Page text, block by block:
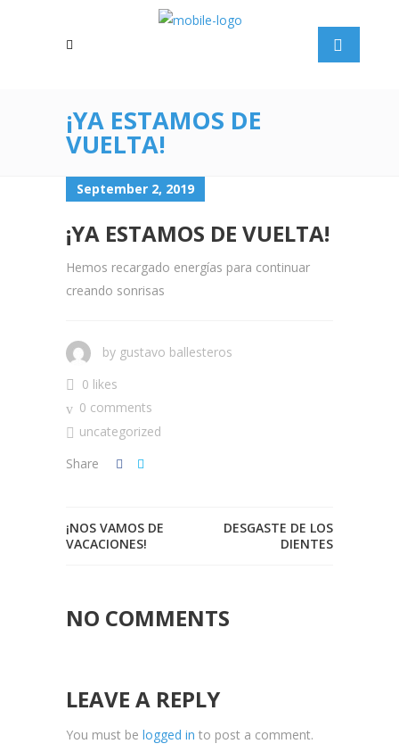
¡YA ESTAMOS DE
VUELTA!
September 2, 2019
¡YA ESTAMOS DE VUELTA!
Hemos recargado energías para continuar
creando sonrisas
by gustavo ballesteros
0 likes
0 comments
uncategorized
Share
¡NOS VAMOS DE
VACACIONES!
DESGASTE DE LOS
DIENTES
NO COMMENTS
LEAVE A REPLY
You must be logged in to post a comment.